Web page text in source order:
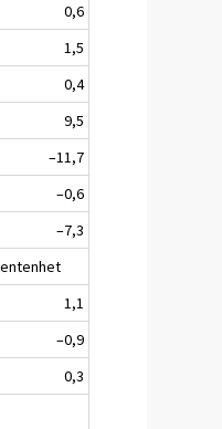
0,6
1,5
0,4
9,5
–11,7
–0,6
–7,3
1,1
–0,9
0,3